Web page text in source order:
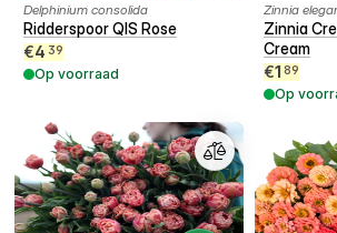
Delphinium consolida
Ridderspoor QIS Rose
€4 39
Op voorraad
Zinnia
Zinnia
Cream
€1 89
Op